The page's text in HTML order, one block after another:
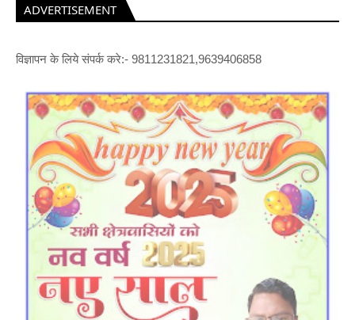
ADVERTISEMENT
विज्ञापन के लिये संपर्क करे:- 9811231821,9639406858